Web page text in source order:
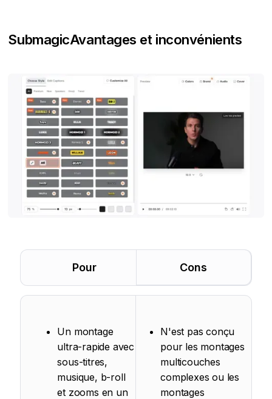
SubmagicAvantages et inconvénients
Pour Cons
Un montage
ultra-rapide avec
sous-titres,
musique, b-roll
et zooms en un
N'est pas conçu
pour les montages
multicouches
complexes ou les
montages